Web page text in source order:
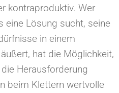
kontraproduktiv. Wer
eine Lösung sucht, seine
in einem
hat die Möglichkeit,
Herausforderung
beim Klettern wertvolle